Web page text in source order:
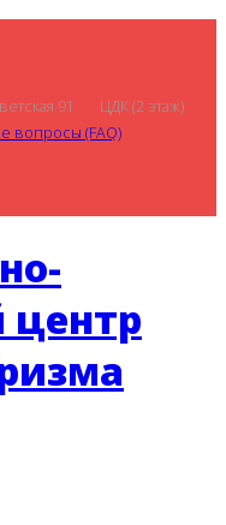
91 ЦДК (2 этаж)
вопросы (FAQ)
центр